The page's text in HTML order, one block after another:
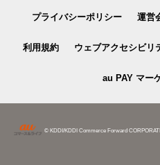
プライバシーポリシー 運営
利用規約 ウェブアクセシビリ
au PAY マー
© KDDI/KDDI Commerce Forward